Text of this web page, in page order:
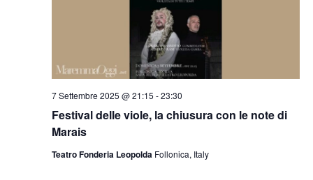
Festival delle viole, la chiusura con le note di
Marais
7 Settembre 2025 @ 21:15 -23:30
Teatro Fonderia Leopolda Follonica, Italy